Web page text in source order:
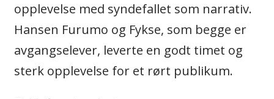
opplevelse med syndefallet som narrativ.
Hansen Furumo og Fykse, som begge er
avgangselever, leverte en godt timet og
sterk opplevelse for et rørt publikum.